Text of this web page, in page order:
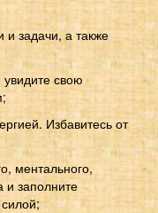
и задачи, а также
свою
Избавитесь от
ментального,
и заполните